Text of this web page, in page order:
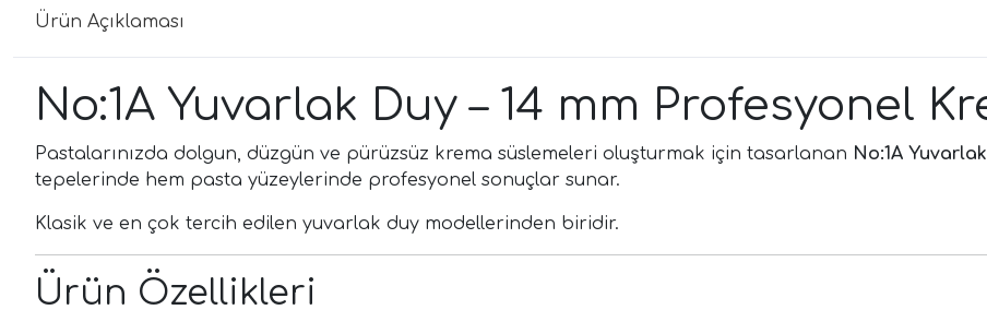
Ürün Açıklaması
No:1A Yuvarlak Duy – 14 mm Profesyonel
Pastalarınızda dolgun, düzgün ve pürüzsüz krema süslemeleri oluşturmak için tasarlanan No:1A
tepelerinde hem pasta yüzeylerinde profesyonel sonuçlar sunar.
Klasik ve en çok tercih edilen yuvarlak duy modellerinden biridir.
Ürün Özellikleri